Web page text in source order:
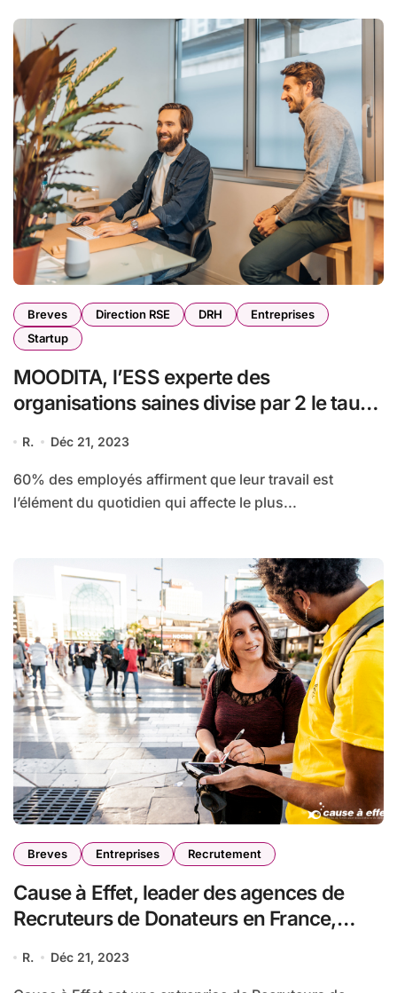
Breves Direction RSE DRH
Entreprises
Startup
MOODITA, l’ESS experte des
organisations saines divise par 2 le taux
collaborateurs !
R. Déc 21, 2023
60% des employés affirment que leur travail est
l’élément du quotidien qui affecte le plus...
Breves Entreprises Recrutement
Cause à Effet, leader des agences de
Recruteurs de Donateurs en France,
000 personnes
R. Déc 21, 2023